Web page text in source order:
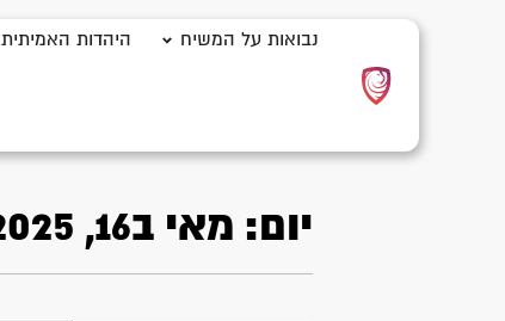
נבואות על המשיח היהדות האמיתית
יום: מאי ב16, 2025